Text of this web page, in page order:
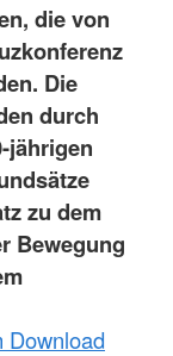
die von
Die
durch
jährigen
zu dem
Bewegung
Download